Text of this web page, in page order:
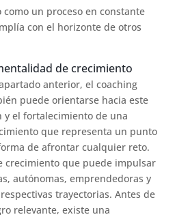
un proceso en constante
con el horizonte de otros
de crecimiento
anterior, el coaching
puede orientarse hacia este
y el fortalecimiento de una
que representa un punto
de afrontar cualquier reto.
crecimiento que puede impulsar
autónomas, emprendedoras y
trayectorias. Antes de
relevante, existe una